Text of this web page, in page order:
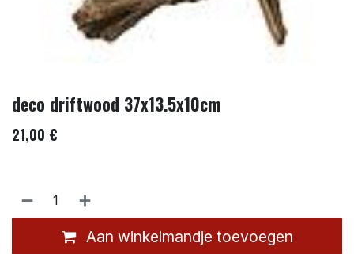
deco driftwood 37x13.5x10cm
21,00 €
Aan winkelmandje toevoegen